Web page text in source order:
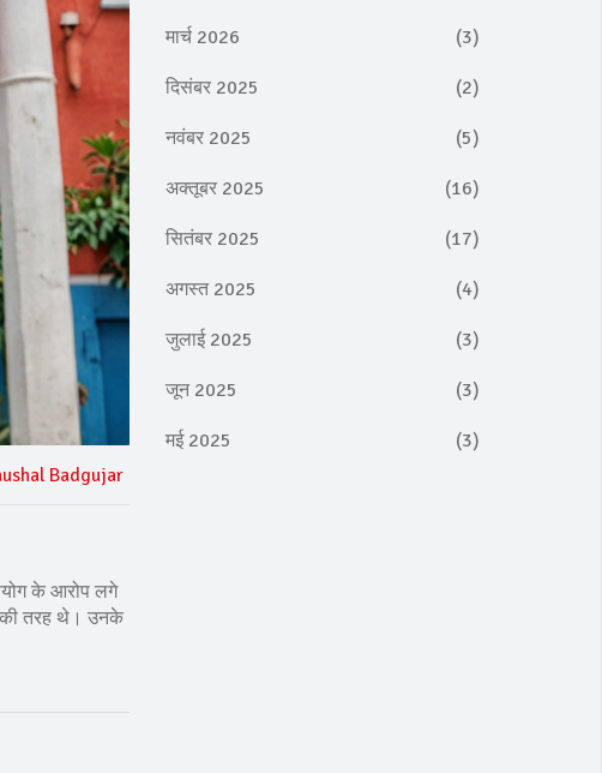
Badgujar
के आरोप लगे
की तरह थे। उनके
मार्च 2026 (3)
दिसंबर 2025 (2)
नवंबर 2025 (5)
अक्तूबर 2025 (16)
सितंबर 2025 (17)
अगस्त 2025 (4)
जुलाई 2025 (3)
जून 2025 (3)
मई 2025 (3)